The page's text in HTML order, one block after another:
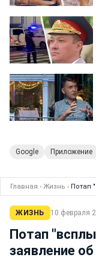
Google Приложение
Главная › Жизнь › Потап
ЖИЗНЬ 10 февраля
Потап
заявление